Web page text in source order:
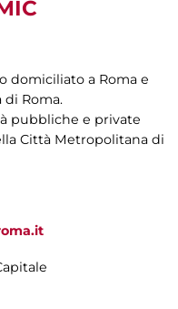
domiciliato a Roma e
Roma.
pubbliche e private
Città Metropolitana di